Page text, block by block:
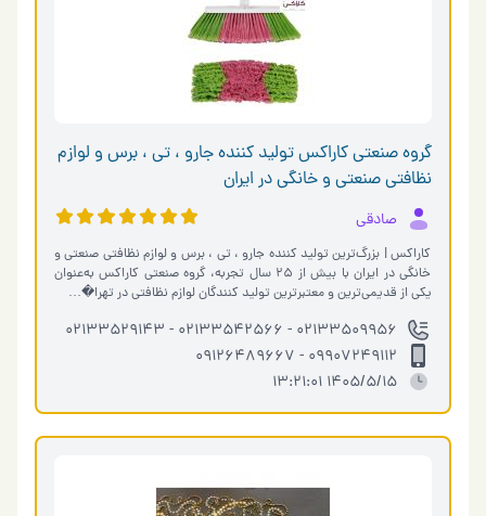
گروه صنعتی کاراکس تولید کننده جارو ، تی ، برس و لوازم
نظافتی صنعتی و خانگی در ایران
صادقی
کاراکس | بزرگ‌ترین تولید کننده جارو ، تی ، برس و لوازم نظافتی صنعتی و
خانگی در ایران با بیش از ۲۵ سال تجربه، گروه صنعتی کاراکس به‌عنوان
یکی از قدیمی‌ترین و معتبرترین تولید کنندگان لوازم نظافتی در تهرا�…
02133509956 - 02133542566 - 02133529143
09907249112 - 09126489667
1405/5/15 13:21:01